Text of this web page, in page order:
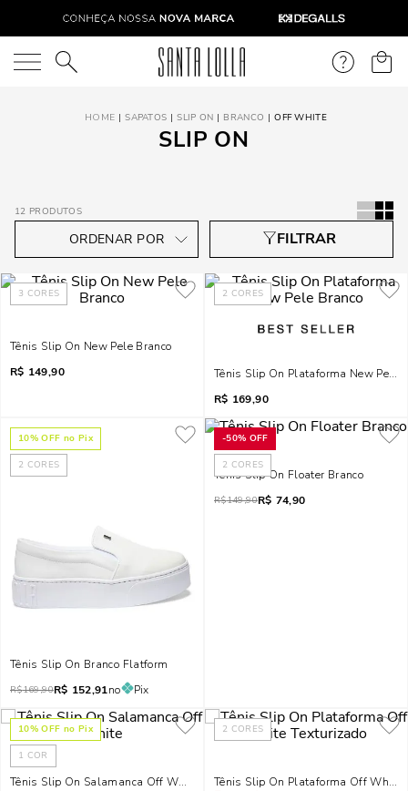
O que você está procurando?
SAPATOS SLIP ON BRANCO OFF WHITE
SLIP ON
12 PRODUTOS
3 CORES
Tênis Slip On New Pele Branco
R$ 149,90
2 CORES
Tênis Slip On Plataforma New Pele
R$ 169,90
10% OFF no Pix
2 CORES
Tênis Slip On Branco Flatform
R$169,90R$ 152,91no Pix
-50% OFF
2 CORES
Tênis Slip On Floater Branco
R$149,90R$ 74,90
10% OFF no Pix
1 COR
Tênis Slip On Salamanca Off White
2 CORES
Tênis Slip On Plataforma Off White